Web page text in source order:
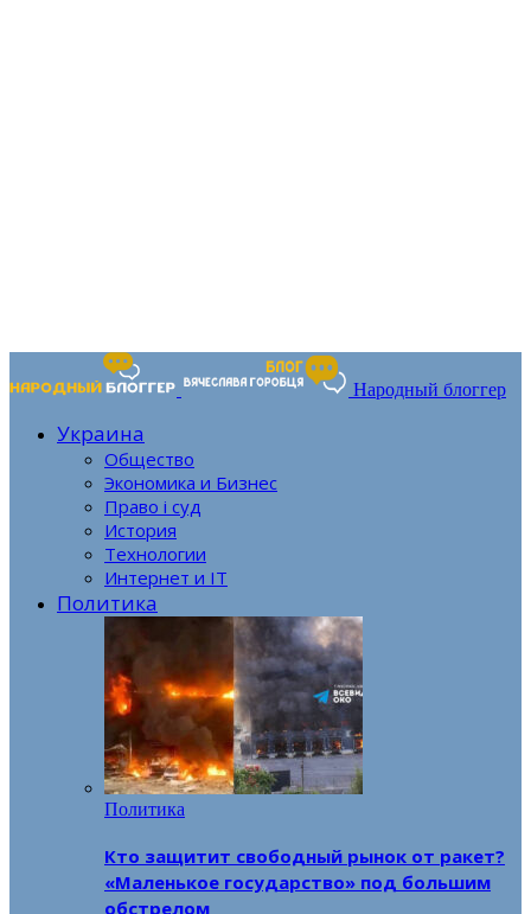
Народный блоггер
Украина
Общество
Экономика и Бизнес
Право і суд
История
Технологии
Интернет и IT
Политика
Политика
Кто защитит свободный рынок от ракет?
«Маленькое государство» под большим
обстрелом